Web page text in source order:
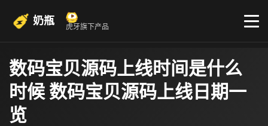
奶瓶 虎牙旗下产品
数码宝贝源码上线时间是什么
时候 数码宝贝源码上线日期一
览